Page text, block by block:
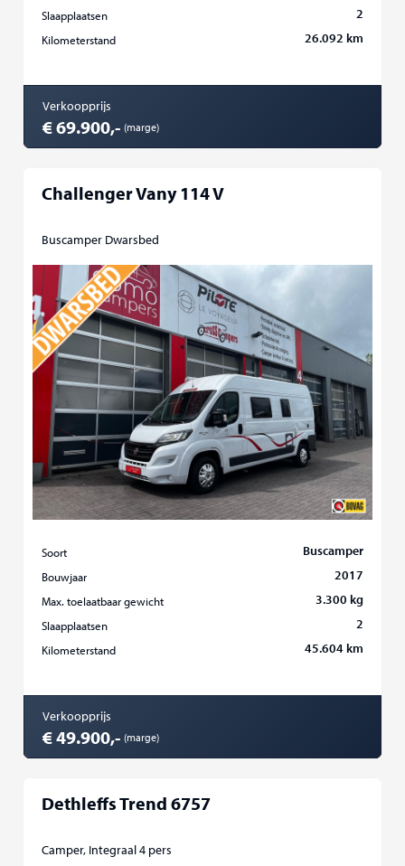
Slaapplaatsen 2
Kilometerstand 26.092 km
Verkoopprijs
€ 69.900,- (marge)
Challenger Vany 114 V
Buscamper Dwarsbed
Soort Buscamper
Bouwjaar 2017
Max. toelaatbaar gewicht 3.300 kg
Slaapplaatsen 2
Kilometerstand 45.604 km
Verkoopprijs
€ 49.900,- (marge)
Dethleffs Trend 6757
Camper, Integraal 4 pers